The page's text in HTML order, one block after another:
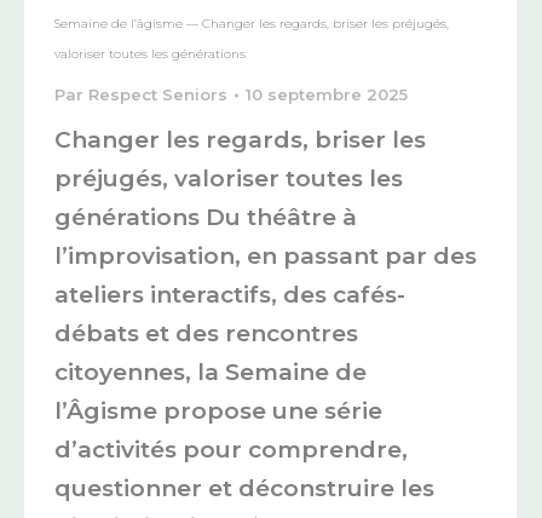
Semaine de l’âgisme — Changer les regards, briser les préjugés,
valoriser toutes les générations
Par Respect Seniors 10 septembre 2025
Changer les regards, briser les
préjugés, valoriser toutes les
générations Du théâtre à
l’improvisation, en passant par des
ateliers interactifs, des cafés-
débats et des rencontres
citoyennes, la Semaine de
l’Âgisme propose une série
d’activités pour comprendre,
questionner et déconstruire les